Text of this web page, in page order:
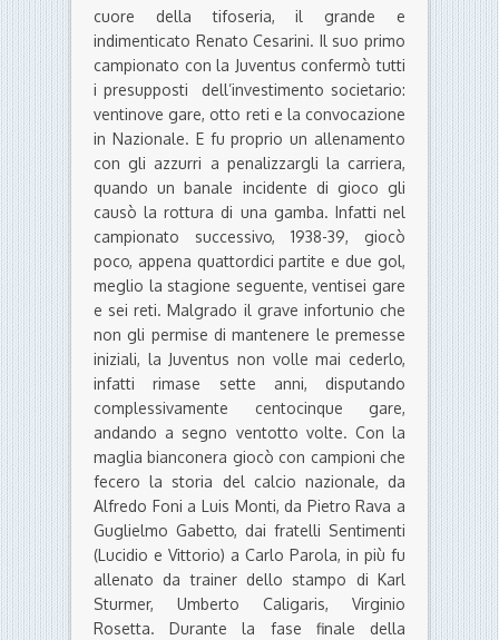
cuore della tifoseria, il grande e
indimenticato Renato Cesarini. Il suo primo
campionato con la Juventus confermò tutti
i presupposti dell’investimento societario:
ventinove gare, otto reti e la convocazione
in Nazionale. E fu proprio un allenamento
con gli azzurri a penalizzargli la carriera,
quando un banale incidente di gioco gli
causò la rottura di una gamba. Infatti nel
campionato successivo, 1938-39, giocò
poco, appena quattordici partite e due gol,
meglio la stagione seguente, ventisei gare
e sei reti. Malgrado il grave infortunio che
non gli permise di mantenere le premesse
iniziali, la Juventus non volle mai cederlo,
infatti rimase sette anni, disputando
complessivamente centocinque gare,
andando a segno ventotto volte. Con la
maglia bianconera giocò con campioni che
fecero la storia del calcio nazionale, da
Alfredo Foni a Luis Monti, da Pietro Rava a
Guglielmo Gabetto, dai fratelli Sentimenti
(Lucidio e Vittorio) a Carlo Parola, in più fu
allenato da trainer dello stampo di Karl
Sturmer, Umberto Caligaris, Virginio
Rosetta. Durante la fase finale della